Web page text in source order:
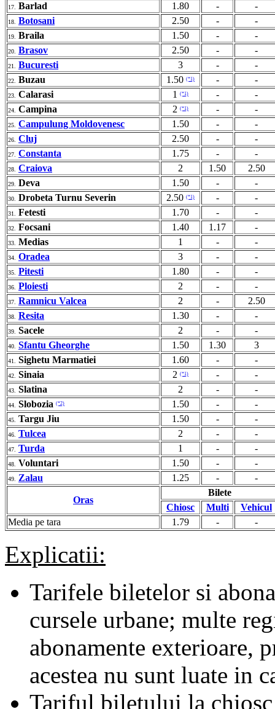
17. Barlad 1.80 - -
18. Botosani 2.50 - -
19. Braila 1.50 - -
20. Brasov 2.50 - -
21. Bucuresti 3 - -
22. Buzau 1.50 (*1) - -
23. Calarasi 1 (*1) - -
24. Campina 2 (*1) - -
25. Campulung Moldovenesc 1.50 - -
26. Cluj 2.50 - -
27. Constanta 1.75 - -
28. Craiova 2 1.50 2.50
29. Deva 1.50 - -
30. Drobeta Turnu Severin 2.50 (*1) - -
31. Fetesti 1.70 - -
32. Focsani 1.40 1.17 -
33. Medias 1 - -
34. Oradea 3 - -
35. Pitesti 1.80 - -
36. Ploiesti 2 - -
37. Ramnicu Valcea 2 - 2.50
38. Resita 1.30 - -
39. Sacele 2 - -
40. Sfantu Gheorghe 1.50 1.30 3
41. Sighetu Marmatiei 1.60 - -
42. Sinaia 2 (*1) - -
43. Slatina 2 - -
44. Slobozia (*2) 1.50 - -
45. Targu Jiu 1.50 - -
46. Tulcea 2 - -
47. Turda 1 - -
48. Voluntari 1.50 - -
49. Zalau 1.25 - -
Oras
Bilete
Chiosc
Multi
Vehicul
Media pe tara
1.79 - -
Explicatii:
Tarifele biletelor si
cursele urbane; multe
abonamente exterioare,
acestea nu sunt luate in
Tariful biletului la